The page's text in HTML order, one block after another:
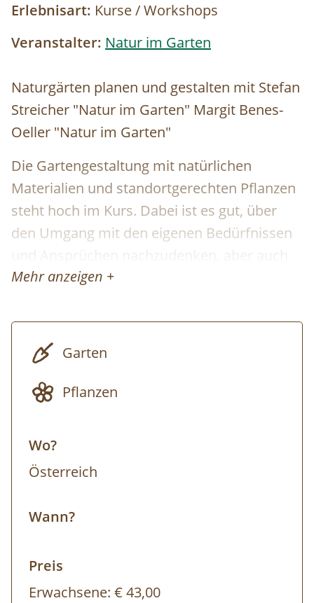
Erlebnisart: Kurse / Workshops
Veranstalter: Natur im Garten
Naturgärten planen und gestalten mit Stefan
Streicher "Natur im Garten" Margit Benes-
Oeller "Natur im Garten"
Die Gartengestaltung mit natürlichen
Materialien und standortgerechten Pflanzen
steht hoch im Kurs. Dabei ist es gut, über
den Umgang mit den eigenen Bedürfnissen
und Ansprüchen nachzudenken, aber auch
jene der pflanzlichen und tierischen Garten-
stellen die Grundsätze der Gartenplanung
vor und zeigen Ihnen unterschiedlichste
Gestaltungselemente auf dem Gelände. Wir
geben Tipps für die Planung Ihres eigenen
Anmeldung erforderlich!
die Veranstaltung findet bei jedem Wetter
Besuch der GARTEN TULLN inkludiert und
Sie können gemütlich durch mehr als 70
Mehr anzeigen +
Garten
Pflanzen
Wo?
Österreich
Wann?
Preis
Erwachsene: € 43,00